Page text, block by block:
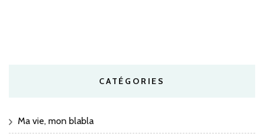
CATÉGORIES
Ma vie, mon blabla